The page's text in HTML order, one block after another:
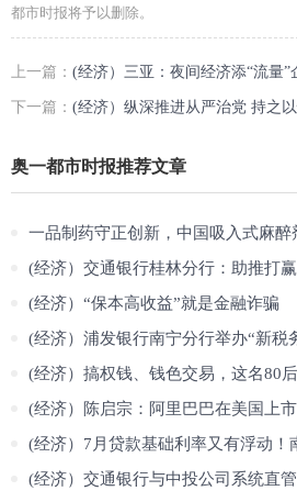
都市时报将予以删除。
上一篇： (经济）三亚：夜间经济添“流量”
下一篇： (经济）纵深推进从严治党 持之以恒正风肃纪
奥一都市时报推荐文章
一品制药守正创新，中国吸入式麻醉
(经济）交通银行桂林分行：助推打赢脱贫攻
(经济）“保本高收益”就是金融诈骗
(经济）浦发银行南宁分行举办“新税务环境下
(经济）搞权钱、钱色交易，这名80后
(经济）陈启宗：阿里巴巴在美国上市
(经济）7月贷款基础利率又有浮动！南宁房
(经济）交通银行与中投公司系统直管